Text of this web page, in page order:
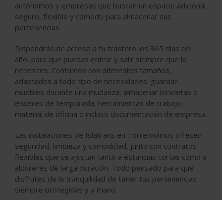
autónomos y empresas que buscan un espacio adicional
seguro, flexible y cómodo para almacenar sus
pertenencias.
Dispondrás de acceso a tu trastero los 365 días del
año, para que puedas entrar y salir siempre que lo
necesites. Contamos con diferentes tamaños,
adaptados a todo tipo de necesidades: guardar
muebles durante una mudanza, almacenar bicicletas o
enseres de temporada, herramientas de trabajo,
material de oficina o incluso documentación de empresa.
Las instalaciones de Islatrans en Torremolinos ofrecen
seguridad, limpieza y comodidad, junto con contratos
flexibles que se ajustan tanto a estancias cortas como a
alquileres de larga duración. Todo pensado para que
disfrutes de la tranquilidad de tener tus pertenencias
siempre protegidas y a mano.